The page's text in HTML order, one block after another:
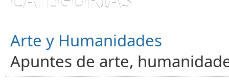
Arte y Humanidades
Apuntes de arte,